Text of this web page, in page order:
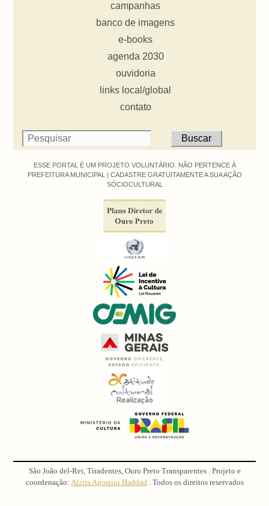
campanhas
banco de imagens
e-books
agenda 2030
ouvidoria
links local/global
contato
ESSE PORTAL É UM PROJETO VOLUNTÁRIO. NÃO PERTENCE À
PREFEITURA MUNICIPAL | CADASTRE GRATUITAMENTE A SUA AÇÃO
SÓCIOCULTURAL
São João del-Rei, Tiradentes, Ouro Preto Transparentes . Projeto e
coordenação: Alzira Agostini Haddad . Todos os direitos reservados